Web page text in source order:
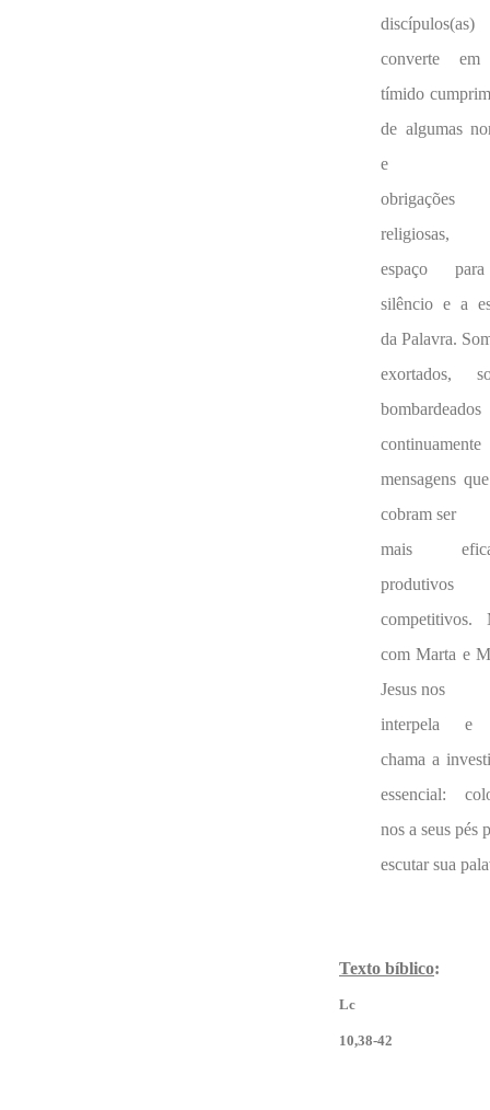
converte
tímido
de algumas
e
obrigações
religiosas,
espaço
silêncio e a
da Palavra.
exortados,
bombardeados
continuamente
mensagens
cobram ser
mais
competitivos.
com Marta e
Jesus nos
interpela e
chama a
essencial:
nos a seus pés
escutar sua
Texto bíblico:
Lc
10,38-42